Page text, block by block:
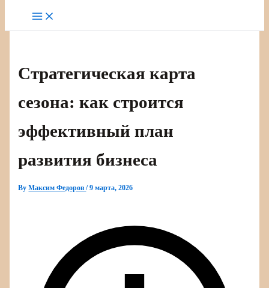
Стратегическая карта
сезона: как строится
эффективный план
развития бизнеса
ByМаксим Федоров/9 марта, 2026